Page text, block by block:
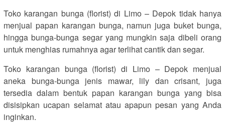
Toko karangan bunga (florist) di Limo – Depok tidak hanya
menjual papan karangan bunga, namun juga buket bunga,
hingga bunga-bunga segar yang mungkin saja dibeli orang
untuk menghias rumahnya agar terlihat cantik dan segar.
Toko karangan bunga (florist) di Limo – Depok menjual
aneka bunga-bunga jenis mawar, lily dan crisant, juga
tersedia dalam bentuk papan karangan bunga yang bisa
disisipkan ucapan selamat atau apapun pesan yang Anda
inginkan.